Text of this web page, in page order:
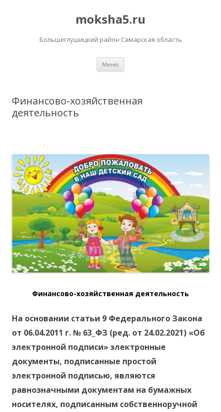
moksha5.ru
Большеглушицкий район Самарская область
Меню
Финансово-хозяйственная
деятельность
Финансово-хозяйственная деятельность
На основании статьи 9 Федерального Закона
от 06.04.2011 г. № 63_ФЗ (ред. от 24.02.2021) «Об
электронной подписи» электронные
документы, подписанные простой
электронной подписью, являются
равнозначными документам на бумажных
носителях, подписанным собственноручной